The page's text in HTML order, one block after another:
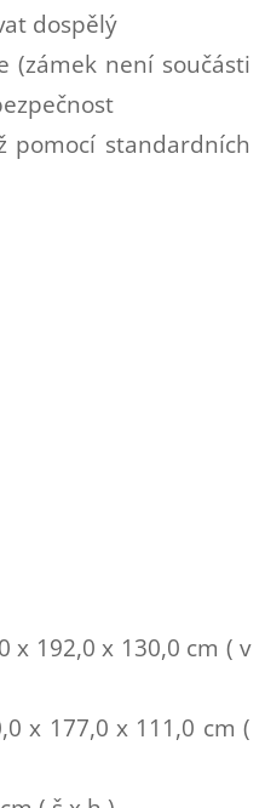
dospělý
(zámek není součásti
pomocí standardních
x 192,0 x 130,0 cm ( v
x 177,0 x 111,0 cm (